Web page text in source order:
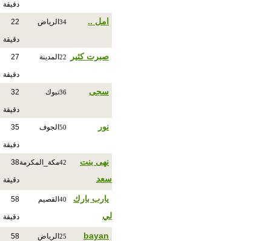
دقيقة
امل .. 34 الرياض 22
دقيقة
صبرت كثير 22 المدينة 27
دقيقة
سجى 36تبوك 32
دقيقة
نور 50 الجوف 35
دقيقة
نهى بنت
سعد
42مكة_المكرمة38
دقيقة
يارب بارك
لي
40 القصيم 58
دقيقة
bayan
25 الرياض 58